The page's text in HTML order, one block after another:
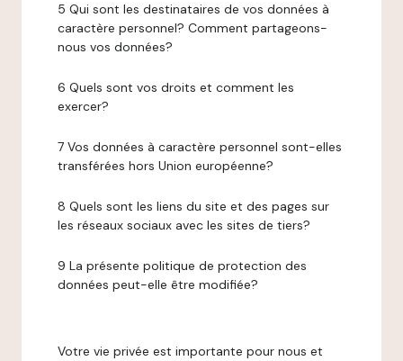
5 Qui sont les destinataires de vos données à
caractère personnel? Comment partageons-
nous vos données?
6 Quels sont vos droits et comment les
exercer?
7 Vos données à caractère personnel sont-elles
transférées hors Union européenne?
8 Quels sont les liens du site et des pages sur
les réseaux sociaux avec les sites de tiers?
9 La présente politique de protection des
données peut-elle être modifiée?
Votre vie privée est importante pour nous et